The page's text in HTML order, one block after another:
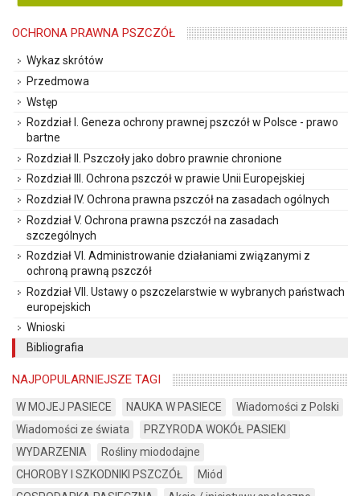
OCHRONA PRAWNA PSZCZÓŁ
Wykaz skrótów
Przedmowa
Wstęp
Rozdział I. Geneza ochrony prawnej pszczół w Polsce - prawo
bartne
Rozdział II. Pszczoły jako dobro prawnie chronione
Rozdział III. Ochrona pszczół w prawie Unii Europejskiej
Rozdział IV. Ochrona prawna pszczół na zasadach ogólnych
Rozdział V. Ochrona prawna pszczół na zasadach
szczególnych
Rozdział VI. Administrowanie działaniami związanymi z
ochroną prawną pszczół
Rozdział VII. Ustawy o pszczelarstwie w wybranych państwach
europejskich
Wnioski
Bibliografia
NAJPOPULARNIEJSZE TAGI
W MOJEJ PASIECE NAUKA W PASIECE
Wiadomości z Polski
Wiadomości ze świata
PRZYRODA WOKÓŁ PASIEKI
WYDARZENIA
Rośliny miododajne
CHOROBY I SZKODNIKI PSZCZÓŁ
Miód